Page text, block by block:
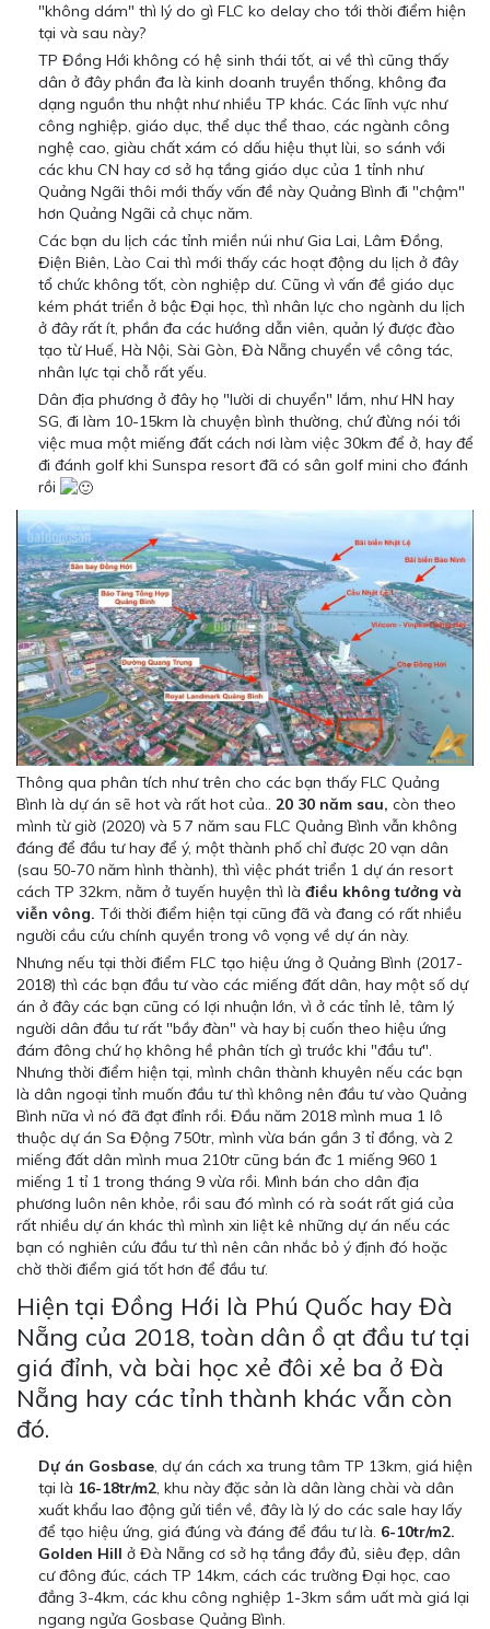
"không dám" thì lý do gì FLC ko delay cho tới thời điểm hiện
tại và sau này?
TP Đồng Hới không có hệ sinh thái tốt, ai về thì cũng thấy
dân ở đây phần đa là kinh doanh truyền thống, không đa
dạng nguồn thu nhật như nhiều TP khác. Các lĩnh vực như
công nghiệp, giáo dục, thể dục thể thao, các ngành công
nghệ cao, giàu chất xám có dấu hiệu thụt lùi, so sánh với
các khu CN hay cơ sở hạ tầng giáo dục của 1 tỉnh như
Quảng Ngãi thôi mới thấy vấn đề này Quảng Bình đi "chậm"
hơn Quảng Ngãi cả chục năm.
Các bạn du lịch các tỉnh miền núi như Gia Lai, Lâm Đồng,
Điện Biên, Lào Cai thì mới thấy các hoạt động du lịch ở đây
tổ chức không tốt, còn nghiệp dư. Cũng vì vấn đề giáo dục
kém phát triển ở bậc Đại học, thì nhân lực cho ngành du lịch
ở đây rất ít, phần đa các hướng dẫn viên, quản lý được đào
tạo từ Huế, Hà Nội, Sài Gòn, Đà Nẵng chuyển về công tác,
nhân lực tại chỗ rất yếu.
Dân địa phương ở đây họ "lười di chuyển" lắm, như HN hay
SG, đi làm 10-15km là chuyện bình thường, chứ đừng nói tới
việc mua một miếng đất cách nơi làm việc 30km để ở, hay để
đi đánh golf khi Sunspa resort đã có sân golf mini cho đánh
rồi
Thông qua phân tích như trên cho các bạn thấy FLC Quảng
Bình là dự án sẽ hot và rất hot của.. 20 30 năm sau, còn theo
mình từ giờ (2020) và 5 7 năm sau FLC Quảng Bình vẫn không
đáng để đầu tư hay để ý, một thành phố chỉ được 20 vạn dân
(sau 50-70 năm hình thành), thì việc phát triển 1 dự án resort
cách TP 32km, nằm ở tuyến huyện thì là điều không tưởng và
viễn vông. Tới thời điểm hiện tại cũng đã và đang có rất nhiều
người cầu cứu chính quyền trong vô vọng về dự án này.
Nhưng nếu tại thời điểm FLC tạo hiệu ứng ở Quảng Bình (2017-
2018) thì các bạn đầu tư vào các miếng đất dân, hay một số dự
án ở đây các bạn cũng có lợi nhuận lớn, vì ở các tỉnh lẻ, tâm lý
người dân đầu tư rất "bầy đàn" và hay bị cuốn theo hiệu ứng
đám đông chứ họ không hề phân tích gì trước khi "đầu tư".
Nhưng thời điểm hiện tại, mình chân thành khuyên nếu các bạn
là dân ngoại tỉnh muốn đầu tư thì không nên đầu tư vào Quảng
Bình nữa vì nó đã đạt đỉnh rồi. Đầu năm 2018 mình mua 1 lô
thuộc dự án Sa Động 750tr, mình vừa bán gần 3 tỉ đồng, và 2
miếng đất dân mình mua 210tr cũng bán đc 1 miếng 960 1
miếng 1 tỉ 1 trong tháng 9 vừa rồi. Mình bán cho dân địa
phương luôn nên khỏe, rồi sau đó mình có rà soát rất giá của
rất nhiều dự án khác thì mình xin liệt kê những dự án nếu các
bạn có nghiên cứu đầu tư thì nên cân nhắc bỏ ý định đó hoặc
chờ thời điểm giá tốt hơn để đầu tư.
Hiện tại Đồng Hới là Phú Quốc hay Đà
Nẵng của 2018, toàn dân ồ ạt đầu tư tại
giá đỉnh, và bài học xẻ đôi xẻ ba ở Đà
Nẵng hay các tỉnh thành khác vẫn còn
đó.
Dự án Gosbase, dự án cách xa trung tâm TP 13km, giá hiện
tại là 16-18tr/m2, khu này đặc sản là dân làng chài và dân
xuất khẩu lao động gửi tiền về, đây là lý do các sale hay lấy
để tạo hiệu ứng, giá đúng và đáng để đầu tư là. 6-10tr/m2.
Golden Hill ở Đà Nẵng cơ sở hạ tầng đầy đủ, siêu đẹp, dân
cư đông đúc, cách TP 14km, cách các trường Đại học, cao
đẳng 3-4km, các khu công nghiệp 1-3km sầm uất mà giá lại
ngang ngửa Gosbase Quảng Bình.